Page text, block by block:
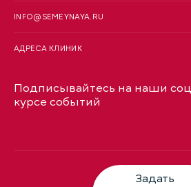
INFO@SEMEYNAYA.RU
АДРЕСА КЛИНИК
Подписывайтесь на наши
курсе событий
Задать